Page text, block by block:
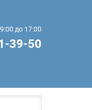
до 17:00
39-50